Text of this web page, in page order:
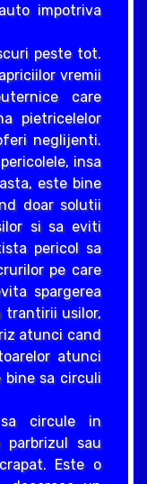
impotriva
peste tot.
vremii
care
pietricelelor
neglijenti.
insa
este bine
doar solutii
si sa eviti
pericol sa
pe care
spargerea
trantirii usilor,
atunci cand
atunci
bine sa circuli
circule in
sau
Este o